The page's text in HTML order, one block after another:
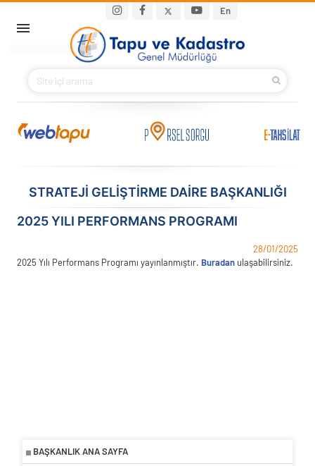
En
Main navigation
BAKANIMIZ
KURUMSAL
STRATEJİ GELİŞTİRME DAİRE BAŞKANLIĞI
BAŞKANLIK ANA SAYFA
2025 YILI PERFORMANS PROGRAMI
28/01/2025
2025 Yılı Performans Programı yayınlanmıştır. Buradan ulaşabilirsiniz.